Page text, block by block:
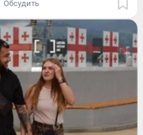
Обсудить